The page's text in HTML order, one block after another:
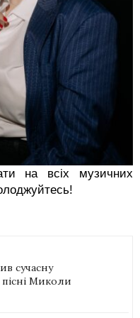
на всіх музичних
сучасну
Миколи